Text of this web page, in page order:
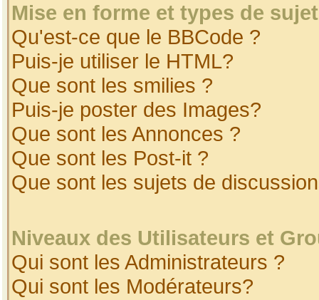
Mise en forme et types de
Qu'est-ce que le BBCode ?
Puis-je utiliser le HTML?
Que sont les smilies ?
Puis-je poster des Images?
Que sont les Annonces ?
Que sont les Post-it ?
Que sont les sujets de
Niveaux des Utilisateurs et
Qui sont les Administrateurs ?
Qui sont les Modérateurs?